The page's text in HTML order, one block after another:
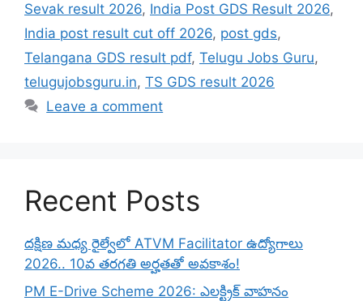
Sevak result 2026, India Post GDS Result 2026,
India post result cut off 2026, post gds,
Telangana GDS result pdf, Telugu Jobs Guru,
telugujobsguru.in, TS GDS result 2026
Leave a comment
Recent Posts
దక్షిణ మధ్య రైల్వేలో ATVM Facilitator ఉద్యోగాలు
2026.. 10వ తరగతి అర్హతతో అవకాశం!
PM E-Drive Scheme 2026: ఎలక్ట్రిక్ వాహనం